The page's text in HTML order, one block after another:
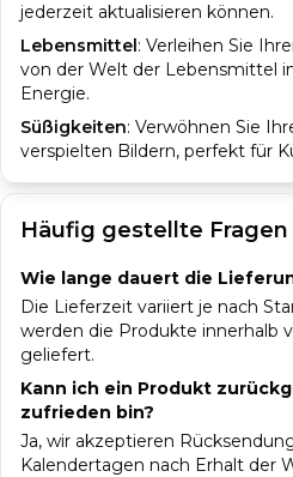
jederzeit aktualisieren können.
Lebensmittel: Verleihen Sie
von der Welt der Lebensmittel
Energie.
Süßigkeiten: Verwöhnen Sie
verspielten Bildern, perfekt für
Häufig gestellte Fragen
Wie lange dauert die
Die Lieferzeit variiert je nach
werden die Produkte innerhalb
geliefert.
Kann ich ein Produkt
zufrieden bin?
Ja, wir akzeptieren
Kalendertagen nach Erhalt der